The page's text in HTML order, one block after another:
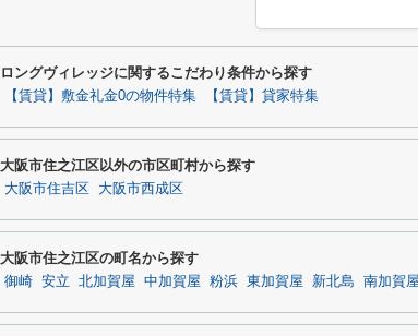
ロングヴィレッジに関するこだわり条件から探す
【賃貸】敷金礼金0の物件特集 【賃貸】貸家特集
大阪市住之江区以外の市区町村から探す
大阪市住吉区 大阪市西成区
大阪市住之江区の町名から探す
御崎 安立 北加賀屋 中加賀屋 粉浜 東加賀屋 新北島 南加賀屋